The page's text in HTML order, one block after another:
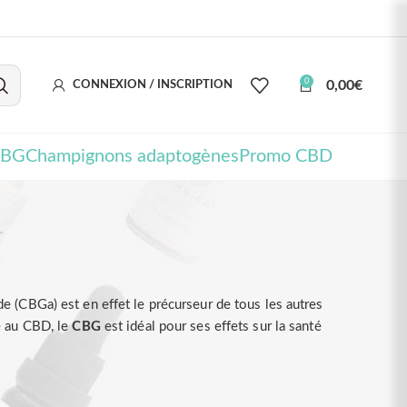
CONNEXION / INSCRIPTION 0 0,00€
Champignons adaptogènes Promo CBD
(CBGa) est en effet le précurseur de tous les autres
au CBD, leCBGest idéal pour ses effets sur la santé